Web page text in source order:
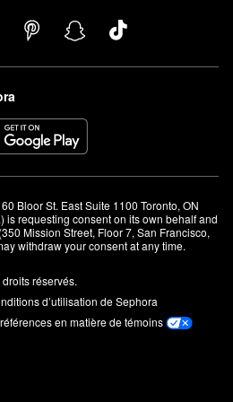
à six semaines.
Bloor St. East Suite 1100 Toronto, ON
is requesting consent on its own behalf and
Mission Street, Floor 7, San Francisco,
withdraw your consent at any time.
réservés.
d’utilisation de Sephora
en matière de témoins